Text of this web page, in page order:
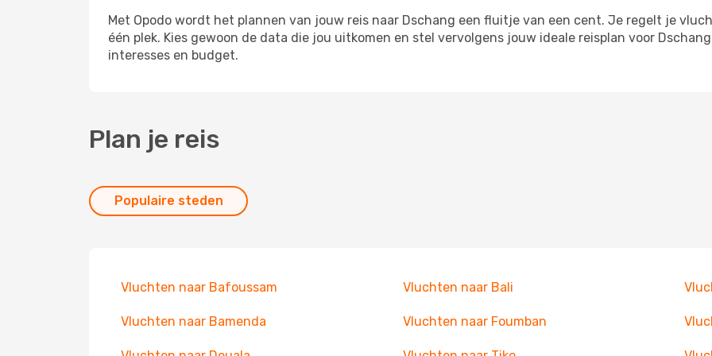
Met Opodo wordt het plannen van jouw reis naar Dschang een fluitje van een cent. Je regelt je
één plek. Kies gewoon de data die jou uitkomen en stel vervolgens jouw ideale reisplan voor
interesses en budget.
Plan je reis
Populaire steden
Vluchten naar Bafoussam Vluchten naar Bali
Vluchten naar Bamenda Vluchten naar Foumban